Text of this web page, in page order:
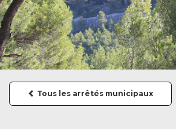
Tous les arrêtés municipaux